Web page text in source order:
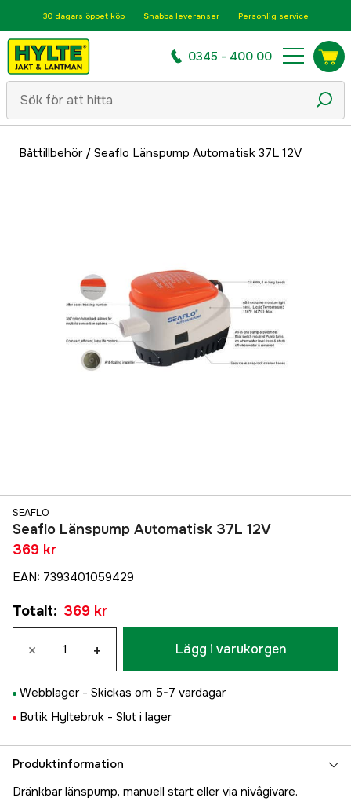
30 dagars öppet köp Snabba leveranser Personlig service
0345 - 400 00
Båttillbehör/ Seaflo Länspump Automatisk 37L 12V
SEAFLO
Seaflo Länspump Automatisk 37L 12V
369 kr
EAN: 7393401059429
Totalt: 369 kr
× + Lägg i varukorgen
Webblager - Skickas om 5-7 vardagar
Butik Hyltebruk - Slut i lager
Produktinformation
Dränkbar länspump, manuell start eller via nivågivare.